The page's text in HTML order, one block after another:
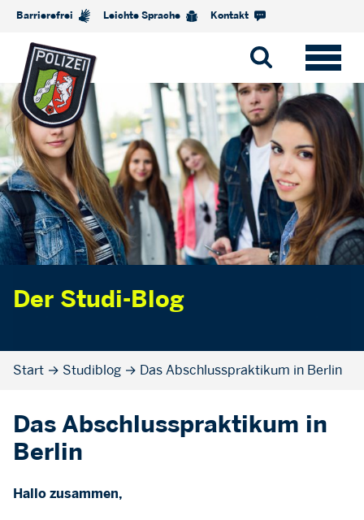
Barrierefrei Leichte Sprache Kontakt
Der Studi-Blog
Start → Studiblog → Das Abschlusspraktikum in Berlin
Das Abschlusspraktikum in
Berlin
Hallo zusammen,